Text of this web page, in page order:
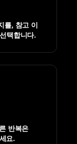
를, 참고 이
택합니다.
반복은
요.